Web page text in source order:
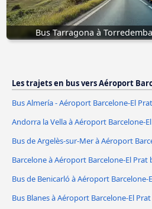
Bus Tarragona à
Les trajets en bus vers Aéroport
Bus Almería - Aéroport Barcelone-El Prat
Andorra la Vella à Aéroport Barcelone-
Bus de Argelès-sur-Mer à Aéroport
Barcelone à Aéroport Barcelone-El Prat
Bus de Benicarló à Aéroport Barcelone-
Bus Blanes à Aéroport Barcelone-El Prat